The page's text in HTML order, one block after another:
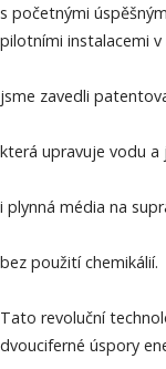
s početnými
pilotními instalacemi
jsme zavedli
která upravuje vodu a
i plynná média na
bez použití chemikálií.
Tato revoluční
dvouciferné úspory